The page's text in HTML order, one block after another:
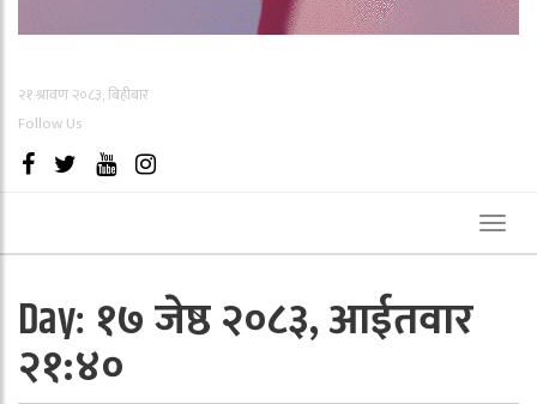
२१ श्रावण २०८३, बिहीबार
Follow Us
Day: १७ जेष्ठ २०८३, आईतवार
२१:४०